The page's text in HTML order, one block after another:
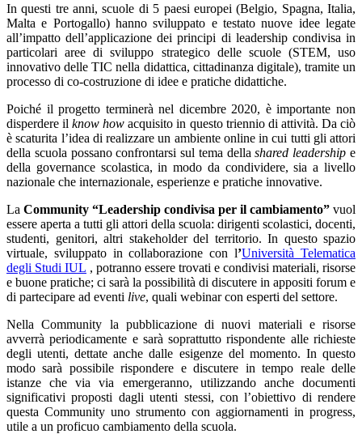
In questi tre anni, scuole di 5 paesi europei (Belgio, Spagna, Italia,
Malta e Portogallo) hanno sviluppato e testato nuove idee legate
all’impatto dell’applicazione dei principi di leadership condivisa in
particolari aree di sviluppo strategico delle scuole (STEM, uso
innovativo delle TIC nella didattica, cittadinanza digitale), tramite un
processo di co-costruzione di idee e pratiche didattiche.
Poiché il progetto terminerà nel dicembre 2020, è importante non
disperdere il know how acquisito in questo triennio di attività. Da ciò
è scaturita l’idea di realizzare un ambiente online in cui tutti gli attori
della scuola possano confrontarsi sul tema della shared leadership e
della governance scolastica, in modo da condividere, sia a livello
nazionale che internazionale, esperienze e pratiche innovative.
La Community “Leadership condivisa per il cambiamento” vuol
essere aperta a tutti gli attori della scuola: dirigenti scolastici, docenti,
studenti, genitori, altri stakeholder del territorio. In questo spazio
virtuale, sviluppato in collaborazione con l’Università Telematica
degli Studi IUL , potranno essere trovati e condivisi materiali, risorse
e buone pratiche; ci sarà la possibilità di discutere in appositi forum e
di partecipare ad eventi live, quali webinar con esperti del settore.
Nella Community la pubblicazione di nuovi materiali e risorse
avverrà periodicamente e sarà soprattutto rispondente alle richieste
degli utenti, dettate anche dalle esigenze del momento. In questo
modo sarà possibile rispondere e discutere in tempo reale delle
istanze che via via emergeranno, utilizzando anche documenti
significativi proposti dagli utenti stessi, con l’obiettivo di rendere
questa Community uno strumento con aggiornamenti in progress,
utile a un proficuo cambiamento della scuola.